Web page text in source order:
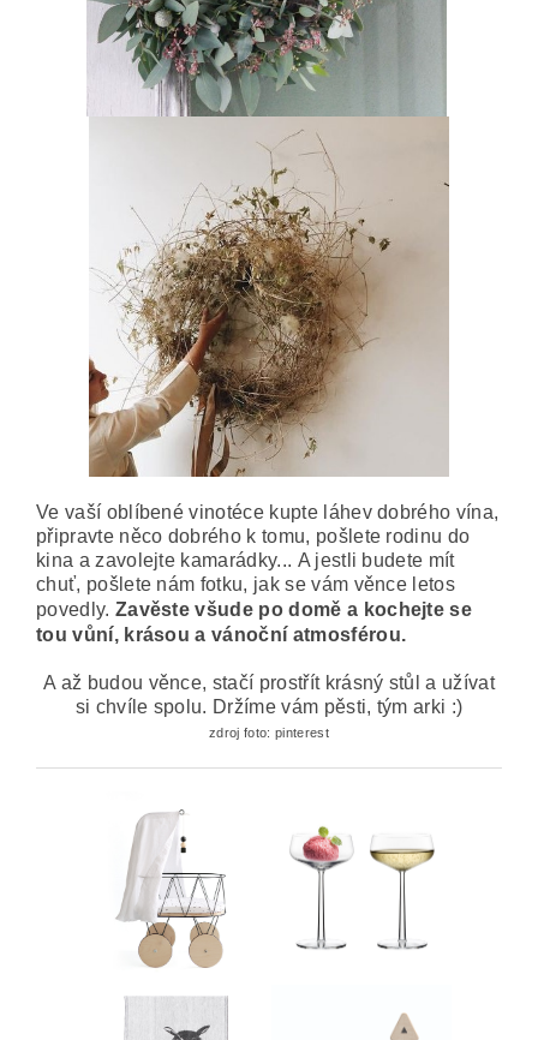
Ve vaší oblíbené vinotéce kupte láhev dobrého vína,
připravte něco dobrého k tomu, pošlete rodinu do
kina a zavolejte kamarádky... A jestli budete mít
chuť, pošlete nám fotku, jak se vám věnce letos
povedly. Zavěste všude po domě a kochejte se
tou vůní, krásou a vánoční atmosférou.
A až budou věnce, stačí prostřít krásný stůl a užívat
si chvíle spolu. Držíme vám pěsti, tým arki :)
zdroj foto: pinterest